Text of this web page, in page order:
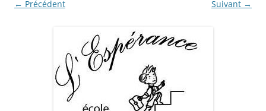
← Précédent Suivant →